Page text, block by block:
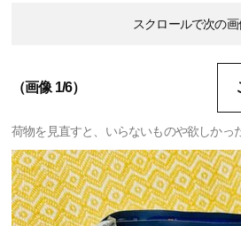
スクロールで次の画
（画像 1/6）
荷物を見直すと、いらないものや欲しかっ